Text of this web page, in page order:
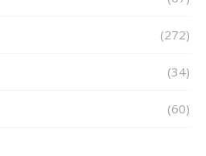
(272)
(34)
(60)